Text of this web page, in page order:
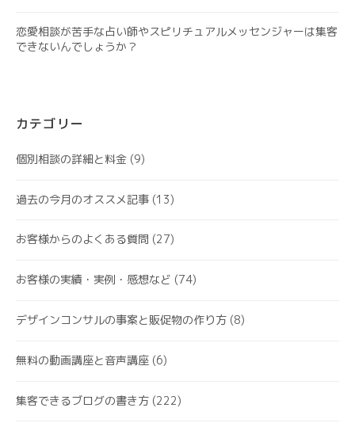
恋愛相談が苦手な占い師やスピリチュアルメッセンジャーは集客
できないんでしょうか？
カテゴリー
個別相談の詳細と料金 (9)
過去の今月のオススメ記事 (13)
お客様からのよくある質問 (27)
お客様の実績・実例・感想など (74)
デザインコンサルの事案と販促物の作り方 (8)
無料の動画講座と音声講座 (6)
集客できるブログの書き方 (222)